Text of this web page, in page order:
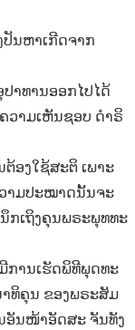
ນຫາເກີດຈາກ
າທານອອກໄປໄດ້
ວາມເຫັນຊອບ ດຳຣິ
ອງໃຊ້ສະຕິ ເພາະ
າມປະໝາດນັ້ນຈະ
ກເຖິງຄຸນພຣະພຸທທະ
ການເຮັດພິທີພຸດທະ
ທິຄຸນ ຂອງພຣະສັມ
ອັນໜ້າອັດສະ ຈັນທັງ